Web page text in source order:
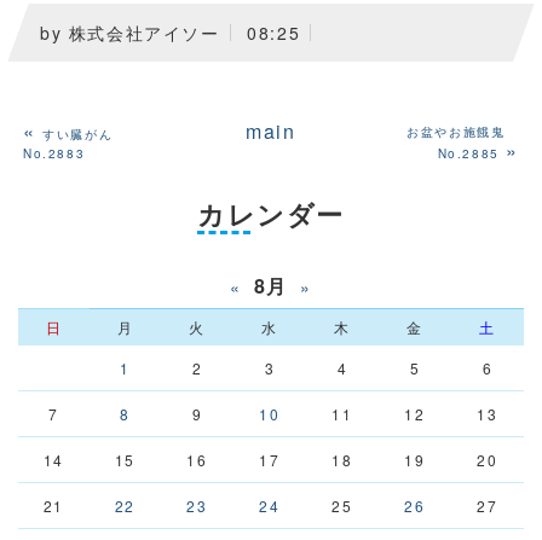
by 株式会社アイソー 08:25
«すい臓がん
No.2883
main
お盆やお施餓鬼
No.2885
»
カレンダー
« 8月 »
日 月 火 水 木 金
土
1
2 3 4 5 6
7 8 9 10 11 12 13
14 15 16 17 18 19 20
21 22 23 24 25 26 27